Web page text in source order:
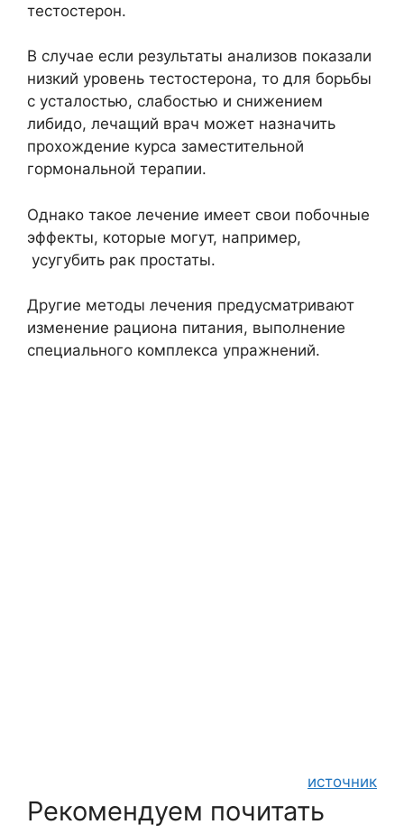
тестостерон.
В случае если результаты анализов показали
низкий уровень тестостерона, то для борьбы
с усталостью, слабостью и снижением
либидо, лечащий врач может назначить
прохождение курса заместительной
гормональной терапии.
Однако такое лечение имеет свои побочные
эффекты, которые могут, например,
усугубить рак простаты.
Другие методы лечения предусматривают
изменение рациона питания, выполнение
специального комплекса упражнений.
источник
Рекомендуем почитать